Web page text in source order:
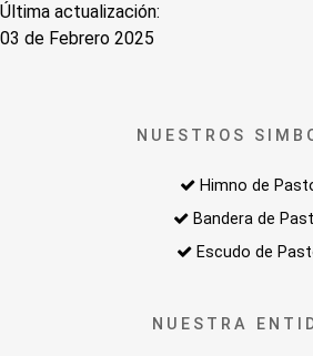
Última actualización:
03 de Febrero 2025
NUESTROS
Himno de
Bandera de
Escudo de
NUESTRA